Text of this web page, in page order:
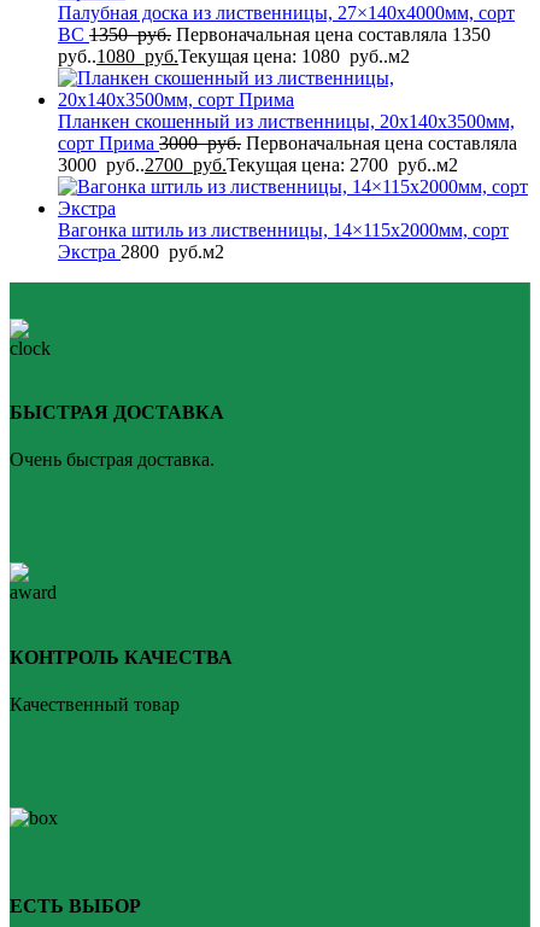
Палубная доска из лиственницы, 27×140x4000мм, сорт
BC 1350руб. Первоначальная цена составляла 1350
руб..1080 руб.Текущая цена: 1080 руб..м2
Планкен скошенный из лиственницы, 20x140x3500мм,
сорт Прима 3000руб. Первоначальная цена составляла
3000 руб..2700 руб.Текущая цена: 2700 руб..м2
Вагонка штиль из лиственницы, 14×115x2000мм, сорт
Экстра 2800 руб.м2
БЫСТРАЯ ДОСТАВКА
Очень быстрая доставка.
КОНТРОЛЬ КАЧЕСТВА
Качественный товар
ЕСТЬ ВЫБОР